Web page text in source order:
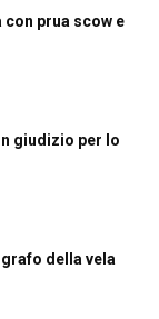
con prua scow e
giudizio per lo
della vela